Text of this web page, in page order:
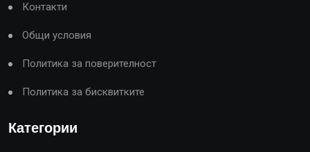
Контакти
Общи условия
Политика за поверителност
Политика за бисквитките
Категории